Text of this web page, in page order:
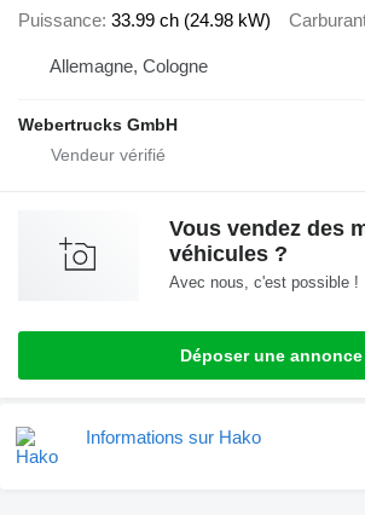
Puissance 33.99 ch (24.98 kW)
Allemagne, Cologne
Webertrucks GmbH
Vous vendez des
véhicules ?
Avec nous, c'est possible !
Déposer une annonce
Informations sur Hako